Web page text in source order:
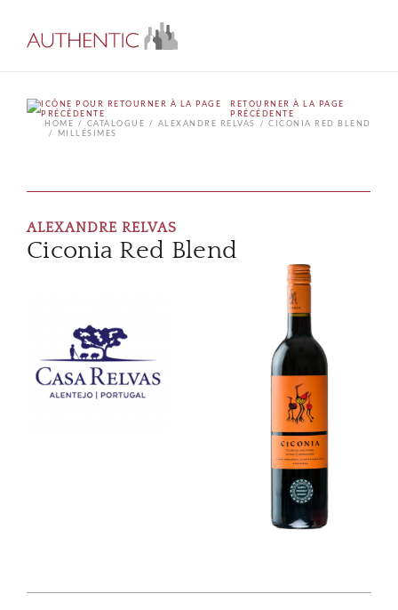
RETOURNER À LA PAGE
PRÉCÉDENTE
HOME
CATALOGUE ALEXANDRE RELVAS
CICONIA RED BLEND
MILLÉSIMES
ALEXANDRE RELVAS
Ciconia Red Blend